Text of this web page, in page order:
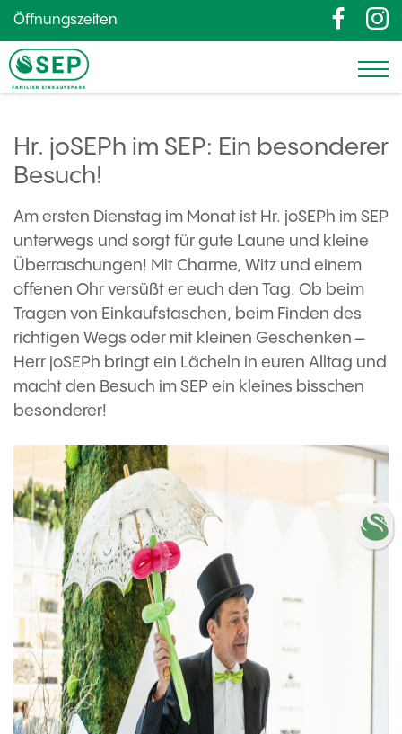
Öffnungszeiten
Hr. joSEPh im SEP: Ein besonderer
Besuch!
Am ersten Dienstag im Monat ist Hr. joSEPh im SEP
unterwegs und sorgt für gute Laune und kleine
Überraschungen! Mit Charme, Witz und einem
offenen Ohr versüßt er euch den Tag. Ob beim
Tragen von Einkaufstaschen, beim Finden des
richtigen Wegs oder mit kleinen Geschenken –
Herr joSEPh bringt ein Lächeln in euren Alltag und
macht den Besuch im SEP ein kleines bisschen
besonderer!